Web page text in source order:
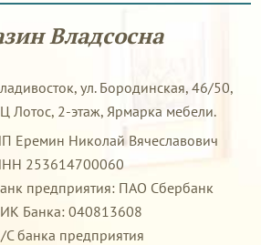
Владсосна
ул. Бородинская, 46/50,
Лотос, 2-этаж, Ярмарка мебели.
Еремин Николай Вячеславович
253614700060
предприятия: ПАО Сбербанк
Банка: 040813608
С банка предприятия